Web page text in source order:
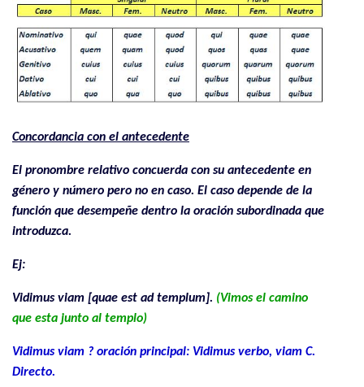
Concordancia con el antecedente
El pronombre relativo concuerda con su antecedente en
género y número pero no en caso. El caso depende de la
función que desempeñe dentro la oración subordinada que
introduzca.
Ej:
Vidimus viam [quae est ad templum]. (Vimos el camino
que esta junto al templo)
Vidimus viam ? oración principal: Vidimus verbo, viam C.
Directo.